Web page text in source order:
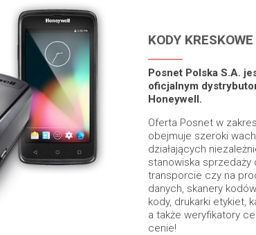
KODY KRESKOWE
Posnet Polska S.A.
oficjalnym
Honeywell.
Oferta Posnet w
obejmuje szeroki
działających
stanowiska sprzedaży
transporcie czy na
danych, skanery
kody, drukarki etykiet,
a także weryfikatory
cenie!